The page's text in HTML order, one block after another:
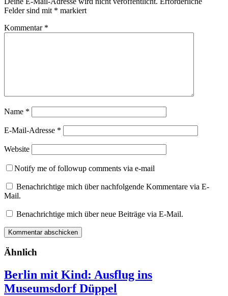
Felder sind mit * markiert
Kommentar *
Name *
E-Mail-Adresse *
Website
Notify me of followup comments via e-mail
Benachrichtige mich über nachfolgende Kommentare via E-
Mail.
Benachrichtige mich über neue Beiträge via E-Mail.
Ähnlich
Berlin mit Kind: Ausflug ins
Museumsdorf Düppel